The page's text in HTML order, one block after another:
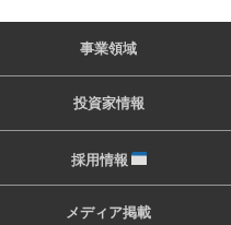
事業領域
投資家情報
採用情報
メディア掲載